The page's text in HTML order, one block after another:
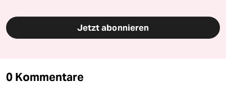
Jetzt abonnieren
0 Kommentare